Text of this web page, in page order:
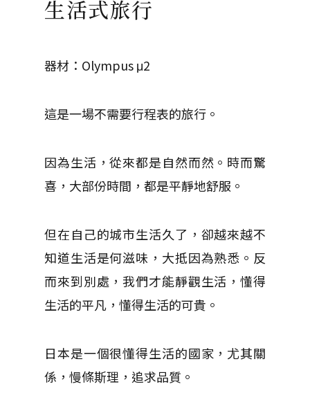
生活式旅行
器材：Olympus μ2
這是一場不需要行程表的旅行。
因為生活，從來都是自然而然。時而驚
喜，大部份時間，都是平靜地舒服。
但在自己的城市生活久了，卻越來越不
知道生活是何滋味，大抵因為熟悉。反
而來到別處，我們才能靜觀生活，懂得
生活的平凡，懂得生活的可貴。
日本是一個很懂得生活的國家，尤其關
係，慢條斯理，追求品質。